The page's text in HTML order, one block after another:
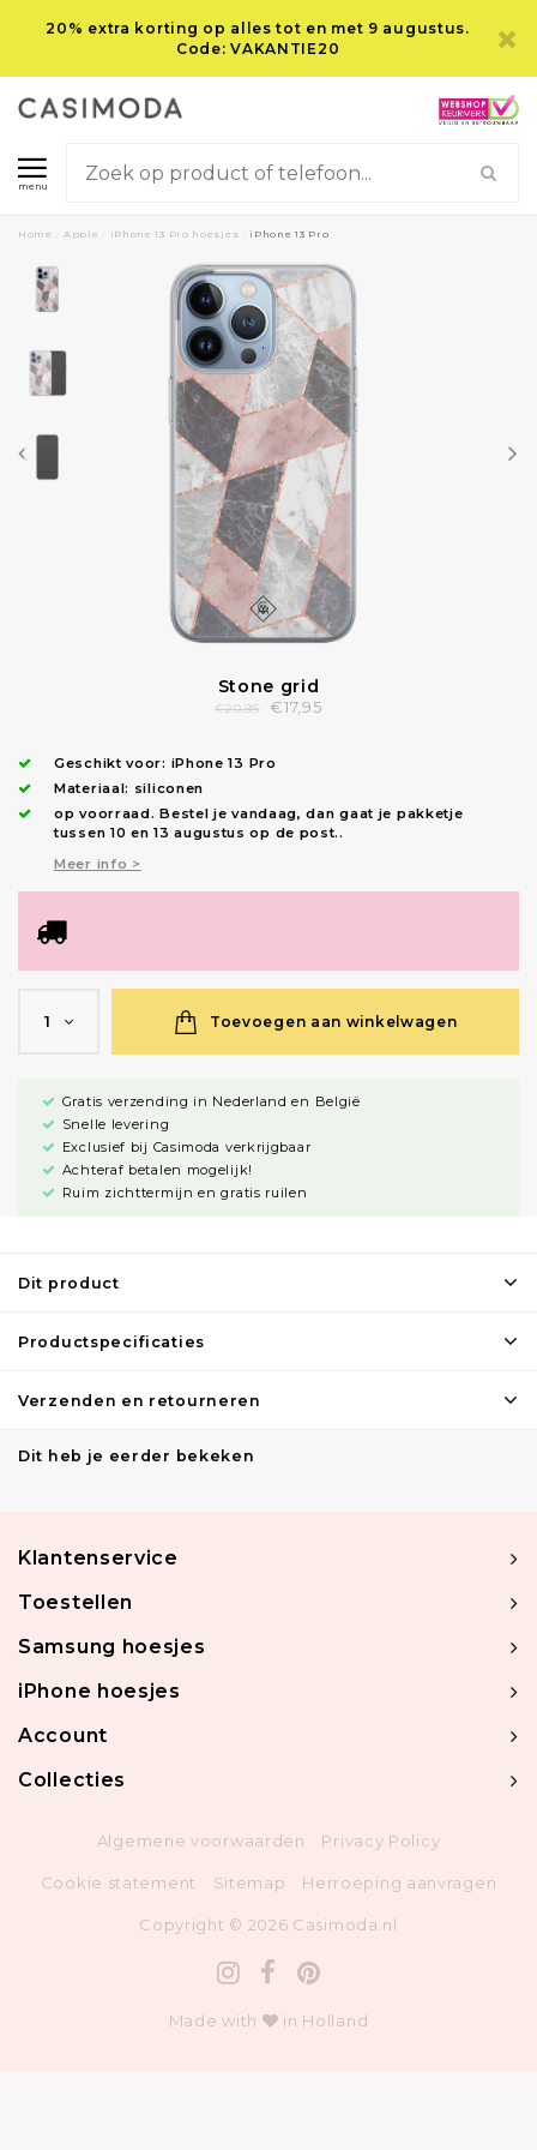
20% extra korting op alles tot en met 9 augustus.
Code: VAKANTIE20
menu
Home Apple iPhone 13 Pro hoesjes /iPhone 13 Pro
Stone grid
€20,95 €17,95
Geschikt voor: iPhone 13 Pro
Materiaal: siliconen
op voorraad.Bestel je vandaag, dan gaat je pakketje
tussen 10 en 13 augustus op de post..
Meer info >
1 Toevoegen aan winkelwagen
Gratis verzending in Nederland en België
Snelle levering
Exclusief bij Casimoda verkrijgbaar
Achteraf betalen mogelijk!
Ruim zichttermijn en gratis ruilen
Dit product
Productspecificaties
Verzenden en retourneren
Dit heb je eerder bekeken
Klantenservice
Toestellen
Samsung hoesjes
iPhone hoesjes
Account
Collecties
Algemene voorwaarden Privacy Policy
Cookie statement Sitemap Herroeping aanvragen
Copyright © 2026 Casimoda.nl
Made with in Holland